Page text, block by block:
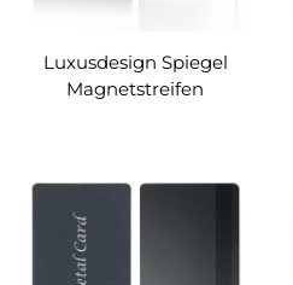
Luxusdesign Spiegel
Magnetstreifen